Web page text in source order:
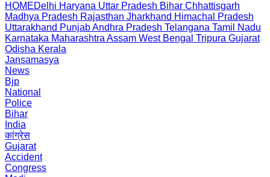
HOMEDelhi Haryana Uttar Pradesh Bihar Chhattisgarh
Madhya Pradesh Rajasthan Jharkhand Himachal Pradesh
Uttarakhand PunjabAndhra Pradesh Telangana Tamil Nadu
Karnataka Maharashtra Assam West Bengal Tripura Gujarat
Odisha Kerala
Jansamasya
News
Bjp
National
Police
Bihar
India
कांग्रेस
Gujarat
Accident
Congress